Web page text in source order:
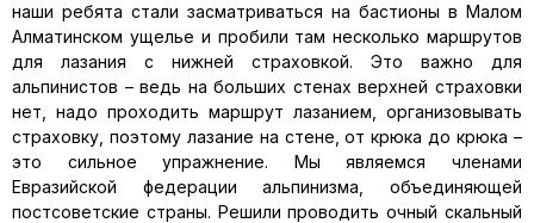
наши ребята стали засматриваться на бастионы в Малом
Алматинском ущелье и пробили там несколько маршрутов
для лазания с нижней страховкой. Это важно для
альпинистов – ведь на больших стенах верхней страховки
нет, надо проходить маршрут лазанием, организовывать
страховку, поэтому лазание на стене, от крюка до крюка –
это сильное упражнение. Мы являемся членами
Евразийской федерации альпинизма, объединяющей
постсоветские страны. Решили проводить очный скальный